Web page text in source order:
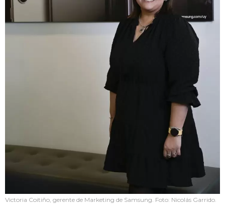
Victoria Coitiño, gerente de Marketing de Samsung. Foto: Nicolás Garrido.